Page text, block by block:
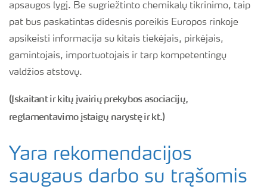
apsaugos lygį. Be sugriežtinto chemikalų tikrinimo, taip
pat bus paskatintas didesnis poreikis Europos rinkoje
apsikeisti informacija su kitais tiekėjais, pirkėjais,
gamintojais, importuotojais ir tarp kompetentingų
valdžios atstovų.
(Įskaitant ir kitų įvairių prekybos asociacijų,
reglamentavimo įstaigų narystę ir kt.)
Yara rekomendacijos
saugaus darbo su trąšomis